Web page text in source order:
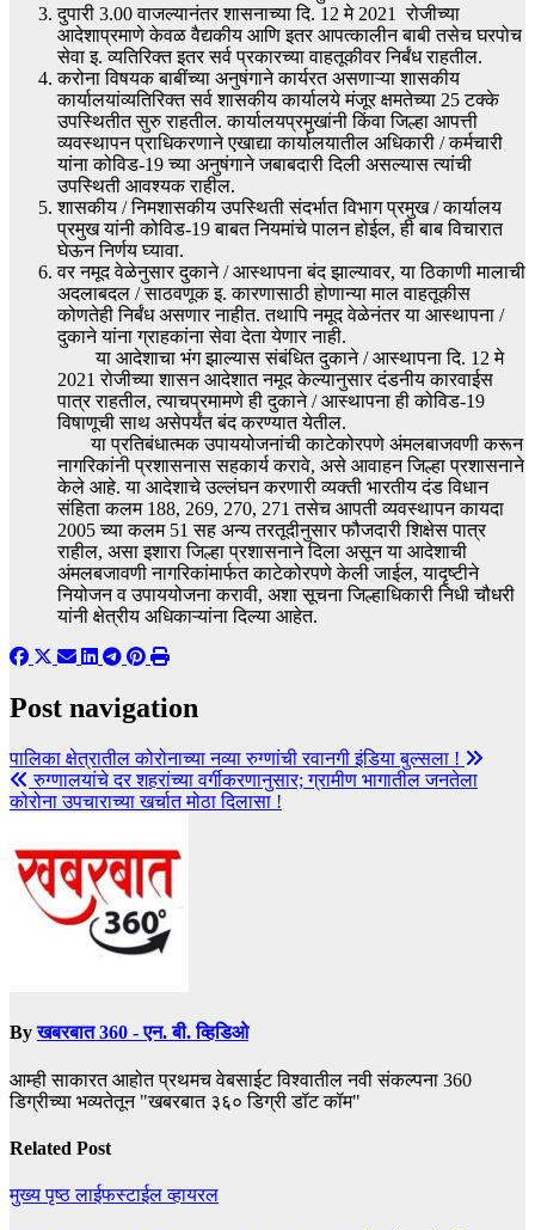
दुपारी 3.00 वाजल्यानंतर शासनाच्या दि. 12 मे 2021 रोजीच्या
आदेशाप्रमाणे केवळ वैद्यकीय आणि इतर आपत्कालीन बाबी तसेच घरपोच
सेवा इ. व्यतिरिक्त इतर सर्व प्रकारच्या वाहतूकीवर निर्बंध राहतील.
करोना विषयक बाबींच्या अनुषंगाने कार्यरत असणाऱ्या शासकीय
कार्यालयांव्यतिरिक्त सर्व शासकीय कार्यालये मंजूर क्षमतेच्या 25 टक्के
उपस्थितीत सुरु राहतील. कार्यालयप्रमुखांनी किंवा जिल्हा आपत्ती
व्यवस्थापन प्राधिकरणाने एखाद्या कार्यालयातील अधिकारी / कर्मचारी
यांना कोविड-19 च्या अनुषंगाने जबाबदारी दिली असल्यास त्यांची
उपस्थिती आवश्यक राहील.
शासकीय / निमशासकीय उपस्थिती संदर्भात विभाग प्रमुख / कार्यालय
प्रमुख यांनी कोविड-19 बाबत नियमांचे पालन होईल, ही बाब विचारात
घेऊन निर्णय घ्यावा.
वर नमूद वेळेनुसार दुकाने / आस्थापना बंद झाल्यावर, या ठिकाणी मालाची
अदलाबदल / साठवणूक इ. कारणासाठी होणान्या माल वाहतूकीस
कोणतेही निर्बंध असणार नाहीत. तथापि नमूद वेळेनंतर या आस्थापना /
दुकाने यांना ग्राहकांना सेवा देता येणार नाही.
या आदेशाचा भंग झाल्यास संबंधित दुकाने / आस्थापना दि. 12 मे
2021 रोजीच्या शासन आदेशात नमूद केल्यानुसार दंडनीय कारवाईस
पात्र राहतील, त्याचप्रमामणे ही दुकाने / आस्थापना ही कोविड-19
विषाणूची साथ असेपर्यंत बंद करण्यात येतील.
या प्रतिबंधात्मक उपाययोजनांची काटेकोरपणे अंमलबाजवणी करून
नागरिकांनी प्रशासनास सहकार्य करावे, असे आवाहन जिल्हा प्रशासनाने
केले आहे. या आदेशाचे उल्लंघन करणारी व्यक्ती भारतीय दंड विधान
संहिता कलम 188, 269, 270, 271 तसेच आपती व्यवस्थापन कायदा
2005 च्या कलम 51 सह अन्य तरतूदीनुसार फौजदारी शिक्षेस पात्र
राहील, असा इशारा जिल्हा प्रशासनाने दिला असून या आदेशाची
अंमलबजावणी नागरिकांमार्फत काटेकोरपणे केली जाईल, यादृष्टीने
नियोजन व उपाययोजना करावी, अशा सूचना जिल्हाधिकारी निधी चौधरी
यांनी क्षेत्रीय अधिकाऱ्यांना दिल्या आहेत.
Post navigation
पालिका क्षेत्रातील कोरोनाच्या नव्या रुग्णांची रवानगी इंडिया बुल्सला !
रुग्णालयांचे दर शहरांच्या वर्गीकरणानुसार; ग्रामीण भागातील जनतेला
कोरोना उपचाराच्या खर्चात मोठा दिलासा !
Byखबरबात 360 - एन. बी. व्हिडिओ
आम्ही साकारत आहोत प्रथमच वेबसाईट विश्वातील नवी संकल्पना 360
डिग्रीच्या भव्यतेतून "खबरबात ३६० डिग्री डॉट कॉम"
Related Post
मुख्य पृष्ठलाईफस्टाईलव्हायरल